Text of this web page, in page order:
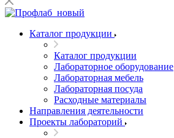
Каталог продукции
Каталог продукции
Лабораторное оборудование
Лабораторная мебель
Лабораторная посуда
Расходные материалы
Направления деятельности
Проекты лабораторий